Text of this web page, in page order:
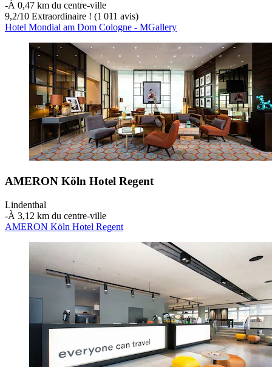
‐À 0,47 km du centre-ville
9,2/10 Extraordinaire ! (1 011 avis)
Hotel Mondial am Dom Cologne - MGallery
AMERON Köln Hotel Regent
Lindenthal
‐À 3,12 km du centre-ville
AMERON Köln Hotel Regent